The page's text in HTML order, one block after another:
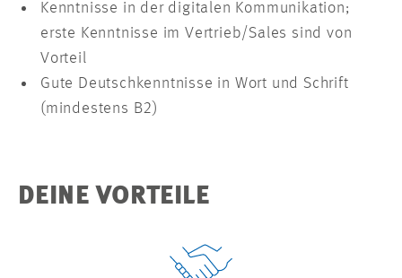
Kenntnisse in der digitalen Kommunikation;
erste Kenntnisse im Vertrieb/Sales sind von
Vorteil
Gute Deutschkenntnisse in Wort und Schrift
(mindestens B2)
DEINE VORTEILE